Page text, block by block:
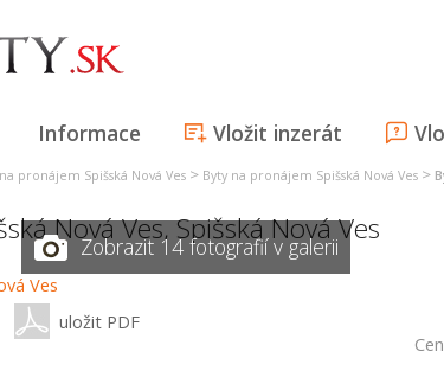
Informace Vložit inzerát
pronájem Spišská Nová Ves > Byty na pronájem Spišská Nová Ves >
Nová Ves,Spišská Nová Ves
Zobrazit 14 fotografií v galerii
uložit PDF